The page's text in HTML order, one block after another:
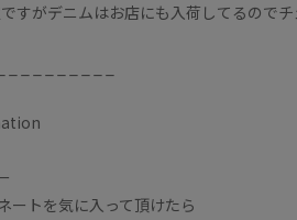
すがデニムはお店にも入荷してるのでチ
ートを気に入って頂けたら